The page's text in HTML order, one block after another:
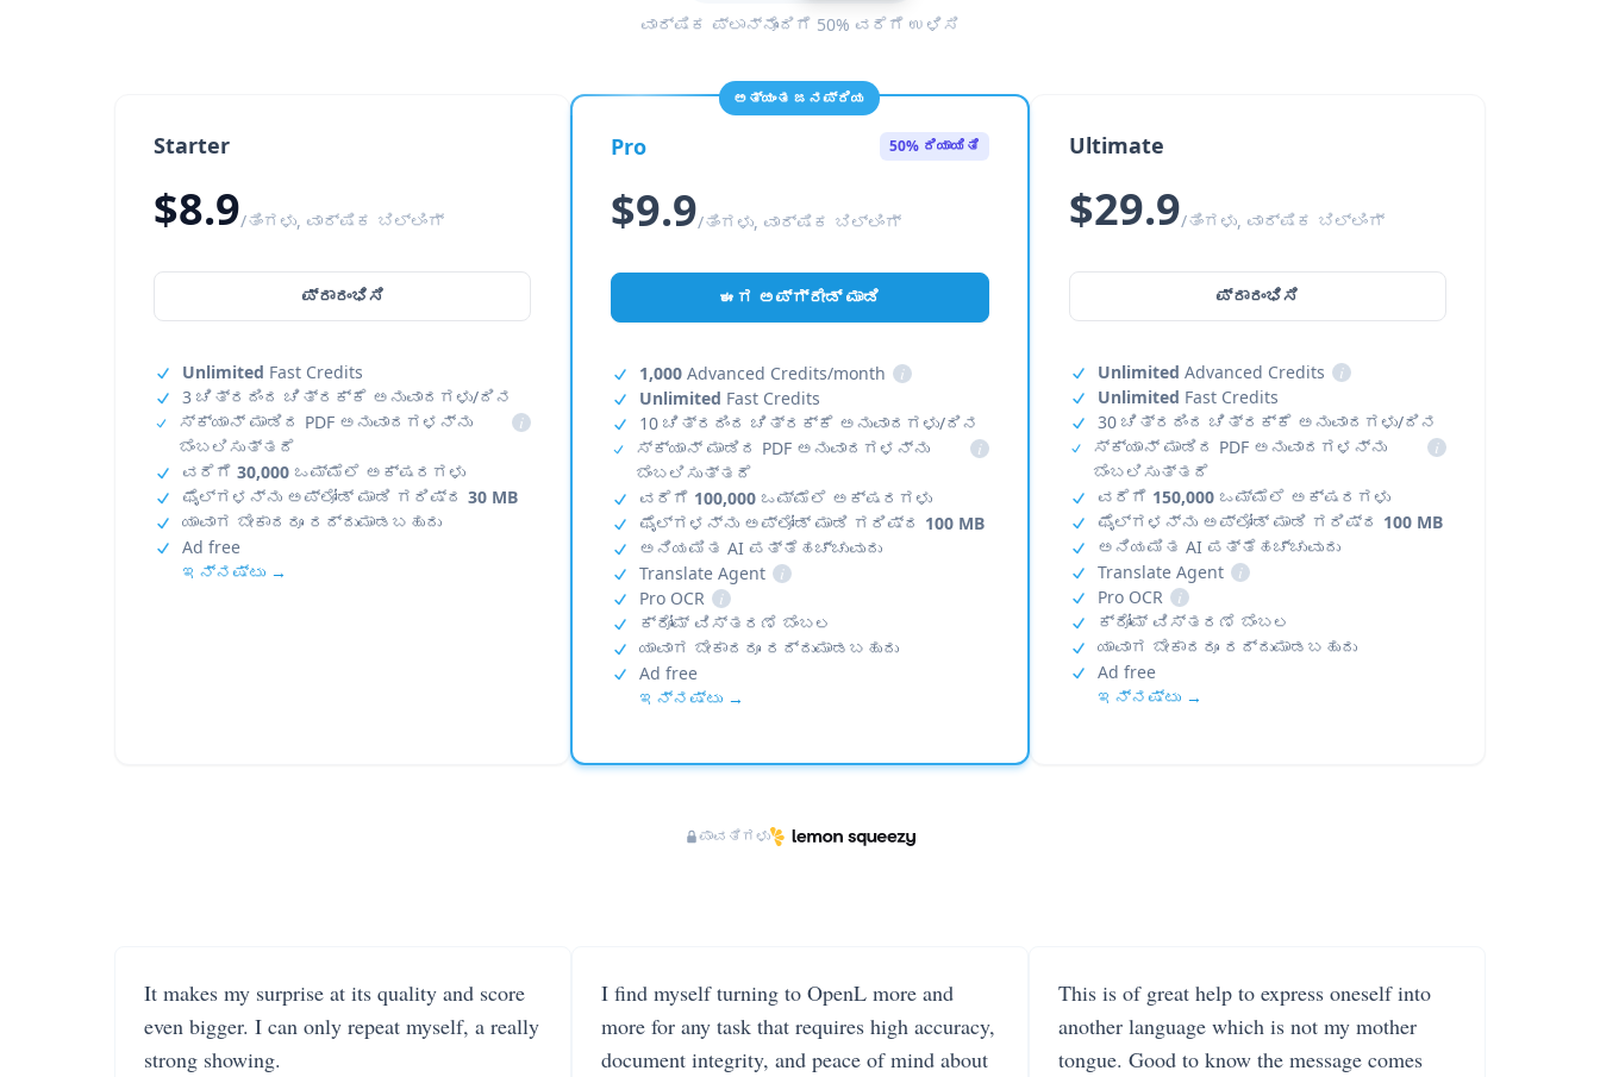
ವಾರ್ಷಿಕ ಪ್ಲಾನ್‌ನೊಂದಿಗೆ 50% ವರೆಗೆ ಉಳಿಸಿ
Starter
$8.9/ತಿಂಗಳು, ವಾರ್ಷಿಕ ಬಿಲ್ಲಿಂಗ್
ಪ್ರಾರಂಭಿಸಿ
Unlimited Fast Credits
3 ಚಿತ್ರದಿಂದ ಚಿತ್ರಕ್ಕೆ ಅನುವಾದಗಳು/ದಿನ
ಸ್ಕ್ಯಾನ್ ಮಾಡಿದ PDF ಅನುವಾದಗಳನ್ನು
ಬೆಂಬಲಿಸುತ್ತದೆ
i
ವರೆಗೆ 30,000 ಒಮ್ಮೆಲೆ ಅಕ್ಷರಗಳು
ಫೈಲ್‌ಗಳನ್ನು ಅಪ್‌ಲೋಡ್ ಮಾಡಿ ಗರಿಷ್ಠ 30 MB
ಯಾವಾಗ ಬೇಕಾದರೂ ರದ್ದುಮಾಡಬಹುದು
Ad free
ಇನ್ನಷ್ಟು →
ಅತ್ಯಂತ ಜನಪ್ರಿಯ
Pro 50% ರಿಯಾಯಿತಿ
$9.9/ತಿಂಗಳು, ವಾರ್ಷಿಕ ಬಿಲ್ಲಿಂಗ್
ಈಗ ಅಪ್‌ಗ್ರೇಡ್ ಮಾಡಿ
1,000 Advanced Credits/month
i
Unlimited Fast Credits
10 ಚಿತ್ರದಿಂದ ಚಿತ್ರಕ್ಕೆ ಅನುವಾದಗಳು/ದಿನ
ಸ್ಕ್ಯಾನ್ ಮಾಡಿದ PDF ಅನುವಾದಗಳನ್ನು
ಬೆಂಬಲಿಸುತ್ತದೆ
i
ವರೆಗೆ 100,000 ಒಮ್ಮೆಲೆ ಅಕ್ಷರಗಳು
ಫೈಲ್‌ಗಳನ್ನು ಅಪ್‌ಲೋಡ್ ಮಾಡಿ ಗರಿಷ್ಠ 100 MB
ಅನಿಯಮಿತ AI ಪತ್ತೆಹಚ್ಚುವುದು
Translate Agent
i
Pro OCR
i
ಕ್ರೋಮ್ ವಿಸ್ತರಣೆ ಬೆಂಬಲ
ಯಾವಾಗ ಬೇಕಾದರೂ ರದ್ದುಮಾಡಬಹುದು
Ad free
ಇನ್ನಷ್ಟು →
Ultimate
$29.9/ತಿಂಗಳು, ವಾರ್ಷಿಕ ಬಿಲ್ಲಿಂಗ್
ಪ್ರಾರಂಭಿಸಿ
Unlimited Advanced Credits
i
Unlimited Fast Credits
30 ಚಿತ್ರದಿಂದ ಚಿತ್ರಕ್ಕೆ ಅನುವಾದಗಳು/ದಿನ
ಸ್ಕ್ಯಾನ್ ಮಾಡಿದ PDF ಅನುವಾದಗಳನ್ನು
ಬೆಂಬಲಿಸುತ್ತದೆ
i
ವರೆಗೆ 150,000ಒಮ್ಮೆಲೆ ಅಕ್ಷರಗಳು
ಫೈಲ್‌ಗಳನ್ನು ಅಪ್‌ಲೋಡ್ ಮಾಡಿ ಗರಿಷ್ಠ 100 MB
ಅನಿಯಮಿತ AI ಪತ್ತೆಹಚ್ಚುವುದು
Translate Agent
i
Pro OCR
i
ಕ್ರೋಮ್ ವಿಸ್ತರಣೆ ಬೆಂಬಲ
ಯಾವಾಗ ಬೇಕಾದರೂ ರದ್ದುಮಾಡಬಹುದು
Ad free
ಇನ್ನಷ್ಟು →
ಪಾವತಿಗಳು
It makes my surprise at its quality and score
even bigger. I can only repeat myself, a really
strong showing.
I find myself turning to OpenL more and
more for any task that requires high accuracy,
document integrity, and peace of mind about
This is of great help to express oneself into
another language which is not my mother
tongue. Good to know the message comes